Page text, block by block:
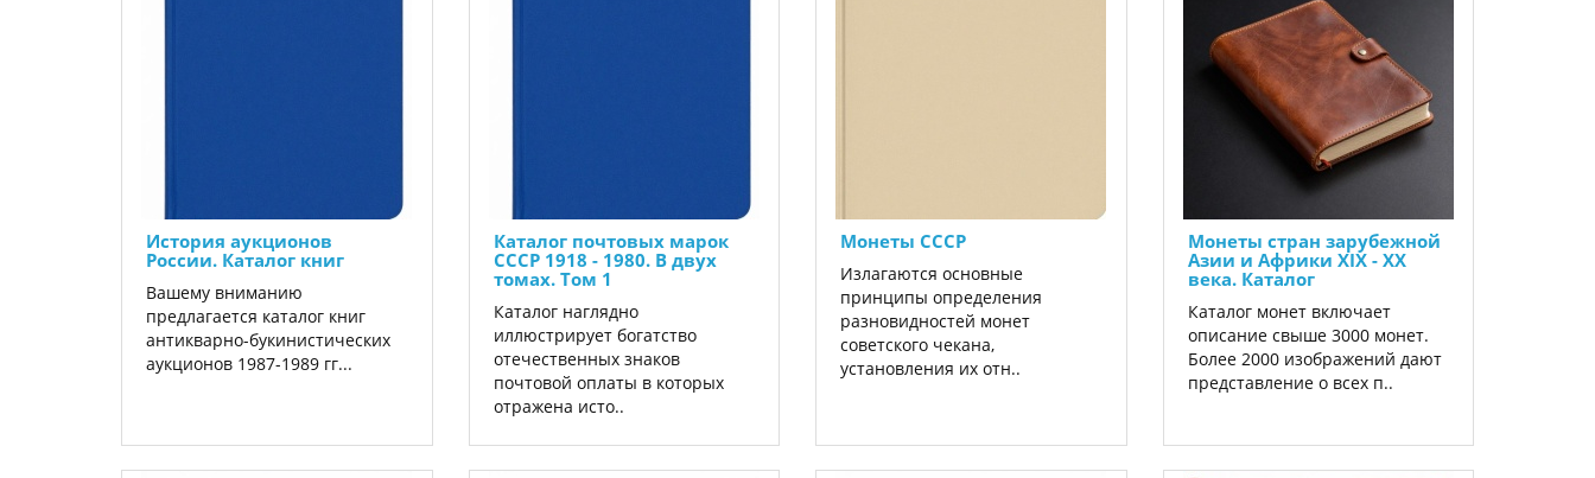
История аукционов
России. Каталог книг
Вашему вниманию
предлагается каталог книг
антикварно-букинистических
аукционов 1987-1989 гг...
Каталог почтовых марок
СССР 1918 - 1980. В двух
томах. Том 1
Каталог наглядно
иллюстрирует богатство
отечественных знаков
почтовой оплаты в которых
отражена исто..
Монеты СССР
Излагаются основные
принципы определения
разновидностей монет
советского чекана,
установления их отн..
Монеты стран зарубежной
Азии и Африки XIX - XX
века. Каталог
Каталог монет включает
описание свыше 3000 монет.
Более 2000 изображений дают
представление о всех п..